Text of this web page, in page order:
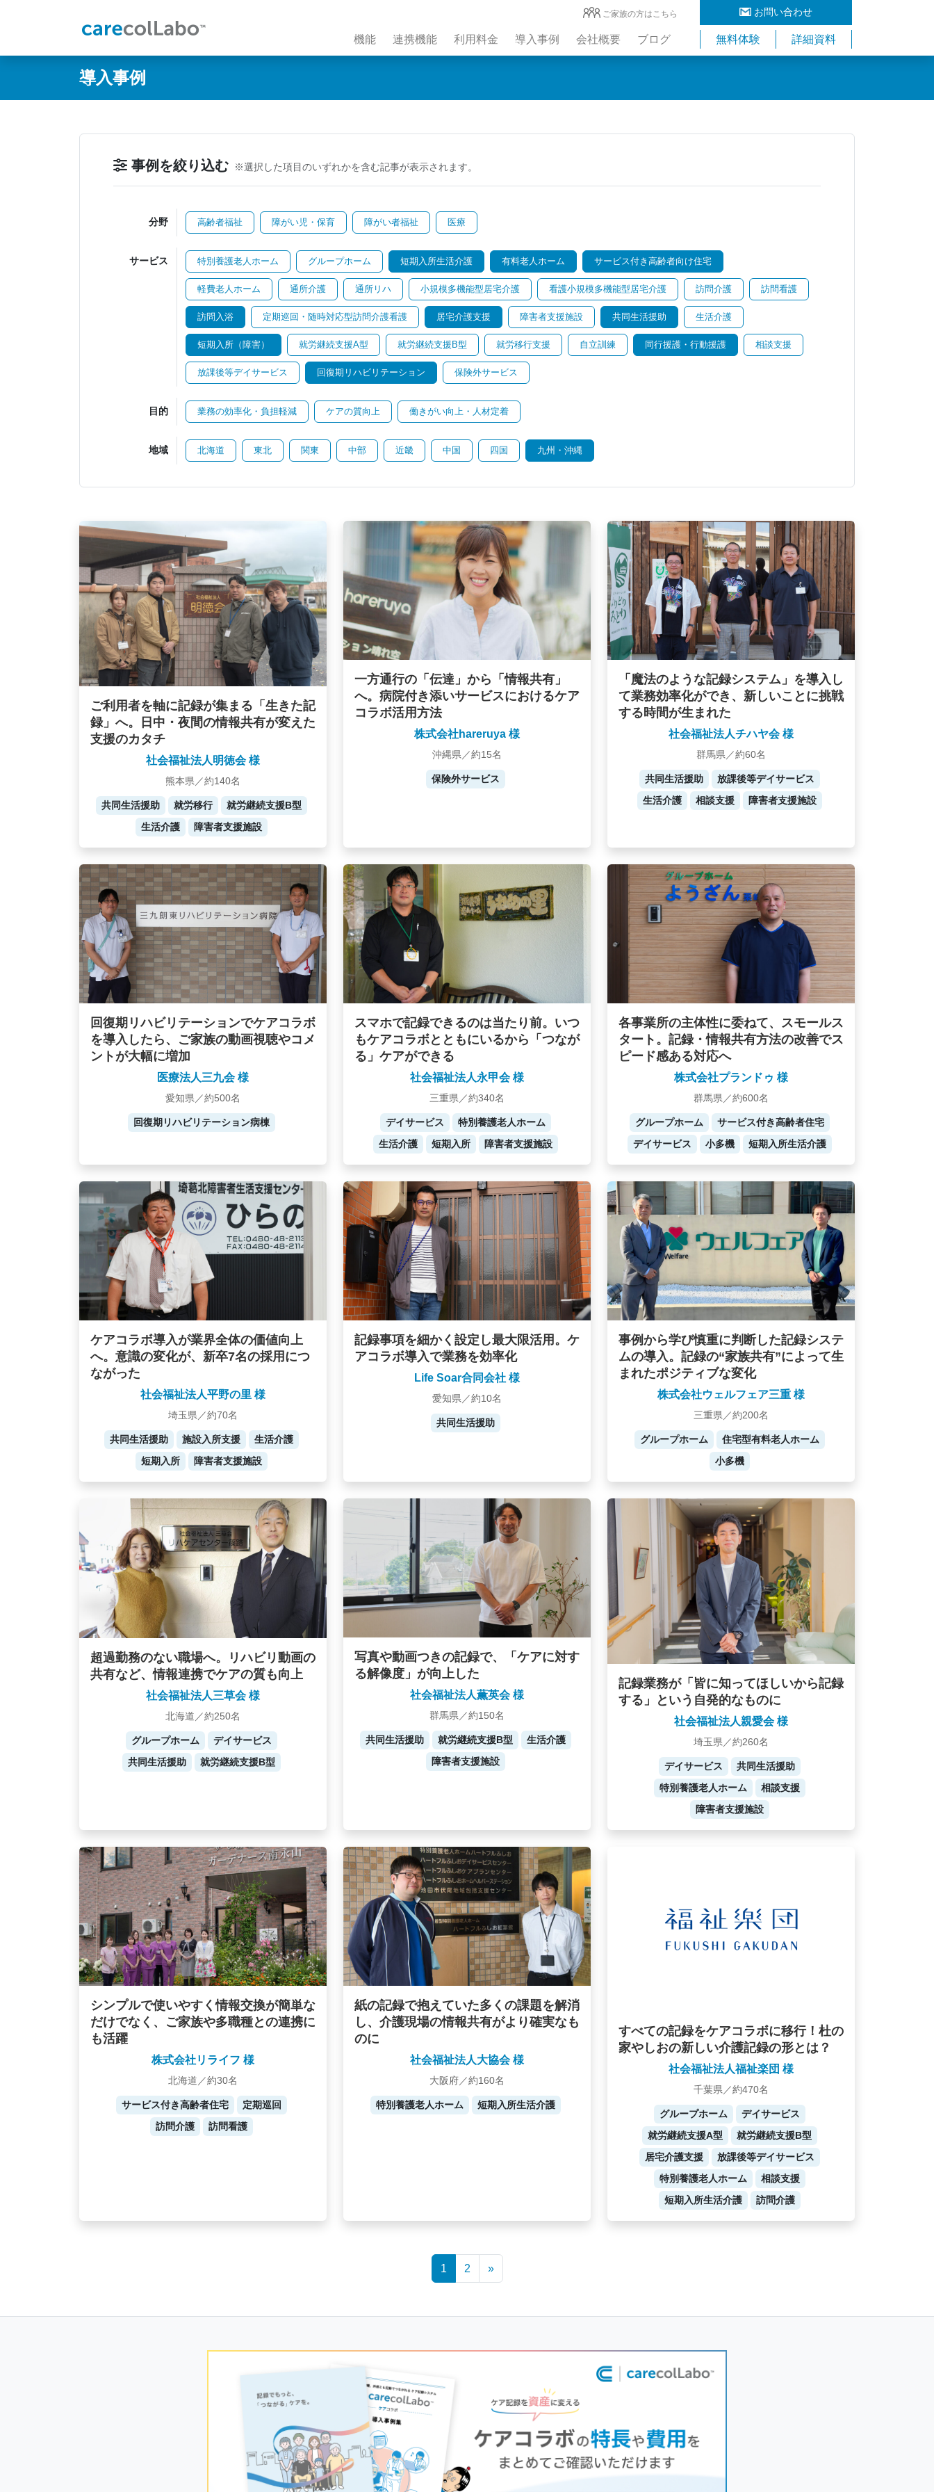
お問い合わせ
ご家族の方はこちら
機能 連携機能 利用料金 導入事例 会社概要 ブログ 無料体験 詳細資料
導入事例
事例を絞り込む ※選択した項目のいずれかを含む記事が表示されます。
分野 高齢者福祉 障がい児・保育 障がい者福祉 医療
サービス 特別養護老人ホーム グループホーム 短期入所生活介護 有料老人ホーム サービス付き高齢者向け住宅
軽費老人ホーム 通所介護 通所リハ 小規模多機能型居宅介護 看護小規模多機能型居宅介護 訪問介護 訪問看護
訪問入浴 定期巡回・随時対応型訪問介護看護 居宅介護支援 障害者支援施設 共同生活援助 生活介護
短期入所（障害） 就労継続支援A型 就労継続支援B型 就労移行支援 自立訓練 同行援護・行動援護 相談支援
放課後等デイサービス 回復期リハビリテーション 保険外サービス
目的 業務の効率化・負担軽減 ケアの質向上 働きがい向上・人材定着
地域 北海道 東北 関東 中部 近畿 中国 四国 九州・沖縄
ご利用者を軸に記録が集まる「生きた記
録」へ。日中・夜間の情報共有が変えた
支援のカタチ
社会福祉法人明徳会 様
熊本県／約140名
共同生活援助 就労移行
就労継続支援B型
生活介護
障害者支援施設
一方通行の「伝達」から「情報共有」
へ。病院付き添いサービスにおけるケア
コラボ活用方法
株式会社hareruya 様
沖縄県／約15名
保険外サービス
「魔法のような記録システム」を導入し
て業務効率化ができ、新しいことに挑戦
する時間が生まれた
社会福祉法人チハヤ会 様
群馬県／約60名
共同生活援助
放課後等デイサービス
生活介護
相談支援 障害者支援施設
回復期リハビリテーションでケアコラボ
を導入したら、ご家族の動画視聴やコメ
ントが大幅に増加
医療法人三九会 様
愛知県／約500名
回復期リハビリテーション病棟
スマホで記録できるのは当たり前。いつ
もケアコラボとともにいるから「つなが
る」ケアができる
社会福祉法人永甲会 様
三重県／約340名
デイサービス
特別養護老人ホーム
生活介護
短期入所 障害者支援施設
各事業所の主体性に委ねて、スモールス
タート。記録・情報共有方法の改善でス
ピード感ある対応へ
株式会社プランドゥ 様
群馬県／約600名
グループホーム
サービス付き高齢者住宅
デイサービス
小多機 短期入所生活介護
ケアコラボ導入が業界全体の価値向上
へ。意識の変化が、新卒7名の採用につ
ながった
社会福祉法人平野の里 様
埼玉県／約70名
共同生活援助 施設入所支援
生活介護
短期入所
障害者支援施設
記録事項を細かく設定し最大限活用。ケ
アコラボ導入で業務を効率化
Life Soar合同会社 様
愛知県／約10名
共同生活援助
事例から学び慎重に判断した記録システ
ムの導入。記録の“家族共有”によって生
まれたポジティブな変化
株式会社ウェルフェア三重 様
三重県／約200名
グループホーム
住宅型有料老人ホーム
小多機
超過勤務のない職場へ。リハビリ動画の
共有など、情報連携でケアの質も向上
社会福祉法人三草会 様
北海道／約250名
グループホーム
デイサービス
共同生活援助
就労継続支援B型
写真や動画つきの記録で、「ケアに対す
る解像度」が向上した
社会福祉法人薫英会 様
群馬県／約150名
共同生活援助 就労継続支援B型
生活介護
障害者支援施設
記録業務が「皆に知ってほしいから記録
する」という自発的なものに
社会福祉法人親愛会 様
埼玉県／約260名
デイサービス
共同生活援助
特別養護老人ホーム
相談支援
障害者支援施設
シンプルで使いやすく情報交換が簡単な
だけでなく、ご家族や多職種との連携に
も活躍
株式会社リライフ 様
北海道／約30名
サービス付き高齢者住宅
定期巡回
訪問介護
訪問看護
紙の記録で抱えていた多くの課題を解消
し、介護現場の情報共有がより確実なも
のに
社会福祉法人大協会 様
大阪府／約160名
特別養護老人ホーム 短期入所生活介護
すべての記録をケアコラボに移行！杜の
家やしおの新しい介護記録の形とは？
社会福祉法人福祉楽団 様
千葉県／約470名
グループホーム
デイサービス
就労継続支援A型
就労継続支援B型
居宅介護支援
放課後等デイサービス
特別養護老人ホーム
相談支援
短期入所生活介護
訪問介護
1 2 »